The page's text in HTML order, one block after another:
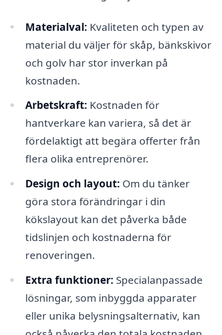
Materialval: Kvaliteten och typen av
material du väljer för skåp, bänkskivor
och golv har stor inverkan på
kostnaden.
Arbetskraft: Kostnaden för
hantverkare kan variera, så det är
fördelaktigt att begära offerter från
flera olika entreprenörer.
Design och layout: Om du tänker
göra stora förändringar i din
kökslayout kan det påverka både
tidslinjen och kostnaderna för
renoveringen.
Extra funktioner: Specialanpassade
lösningar, som inbyggda apparater
eller unika belysningsalternativ, kan